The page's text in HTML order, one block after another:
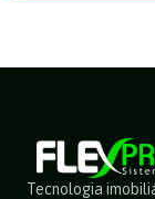
Tecnologia